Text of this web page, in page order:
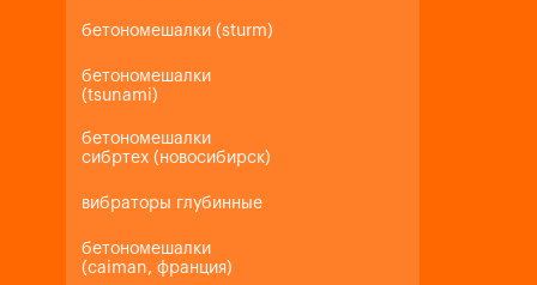
бетономешалки (sturm)
бетономешалки
(tsunami)
бетономешалки
сибртех (новосибирск)
вибраторы глубинные
бетономешалки
(caiman, франция)